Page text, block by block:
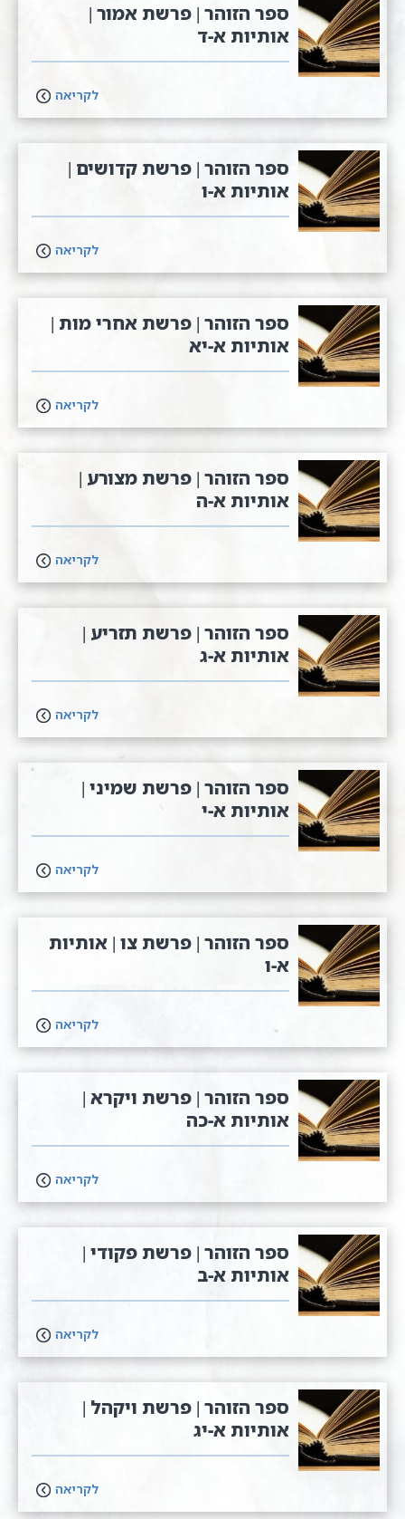
ספר הזוהר | פרשת אמור |
אותיות א-ד
לקריאה
ספר הזוהר | פרשת קדושים |
אותיות א-ו
לקריאה
ספר הזוהר | פרשת אחרי מות |
אותיות א-יא
לקריאה
ספר הזוהר | פרשת מצורע |
אותיות א-ה
לקריאה
ספר הזוהר | פרשת תזריע |
אותיות א-ג
לקריאה
ספר הזוהר | פרשת שמיני |
אותיות א-י
לקריאה
ספר הזוהר | פרשת צו | אותיות
א-ו
לקריאה
ספר הזוהר | פרשת ויקרא |
אותיות א-כה
לקריאה
ספר הזוהר | פרשת פקודי |
אותיות א-ב
לקריאה
ספר הזוהר | פרשת ויקהל |
אותיות א-יג
לקריאה